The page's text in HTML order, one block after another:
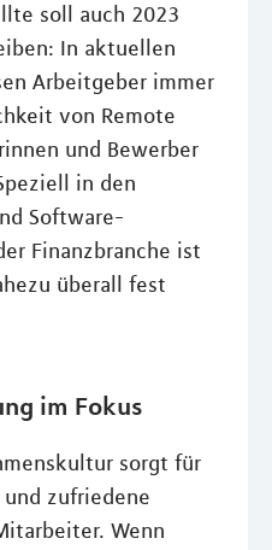
soll auch 2023
In aktuellen
Arbeitgeber immer
von Remote
und Bewerber
in den
Software-
Finanzbranche ist
überall fest
im Fokus
sorgt für
zufriedene
Wenn